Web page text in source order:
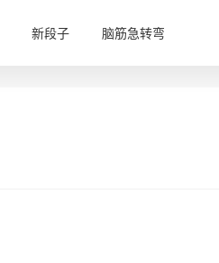
新段子 脑筋急转弯